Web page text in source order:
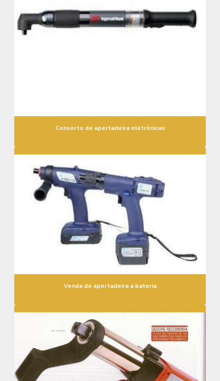
Conserto de apertadeira eletrônicas
Venda de apertadeira a bateria